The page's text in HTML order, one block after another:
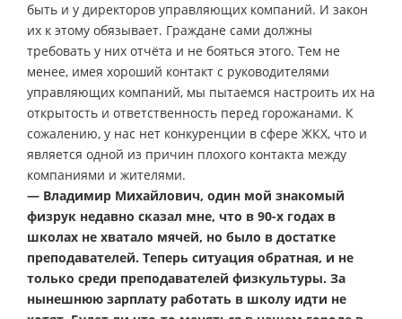
быть и у директоров управляющих компаний. И закон
их к этому обязывает. Граждане сами должны
требовать у них отчёта и не бояться этого. Тем не
менее, имея хороший контакт с руководителями
управляющих компаний, мы пытаемся настроить их на
открытость и ответственность перед горожанами. К
сожалению, у нас нет конкуренции в сфере ЖКХ, что и
является одной из причин плохого контакта между
компаниями и жителями.
— Владимир Михайлович, один мой знакомый
физрук недавно сказал мне, что в 90-х годах в
школах не хватало мячей, но было в достатке
преподавателей. Теперь ситуация обратная, и не
только среди преподавателей физкультуры. За
нынешнюю зарплату работать в школу идти не